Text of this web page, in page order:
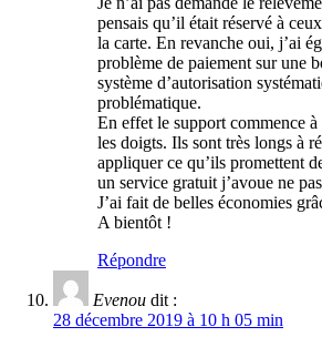
pensais qu’il était réservé à
la carte. En revanche oui, j’ai
problème de paiement sur une
système d’autorisation
problématique.
En effet le support commence
les doigts. Ils sont très longs à
appliquer ce qu’ils promettent
un service gratuit j’avoue ne
J’ai fait de belles économies
A bientôt !
Répondre
Evenou dit :
28 décembre 2019 à 10 h 05 min